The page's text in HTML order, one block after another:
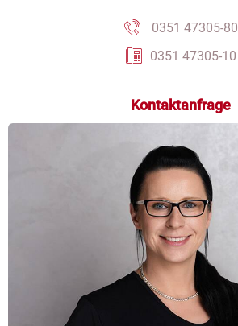
0351 47305-80
0351 47305-10
Kontaktanfrage